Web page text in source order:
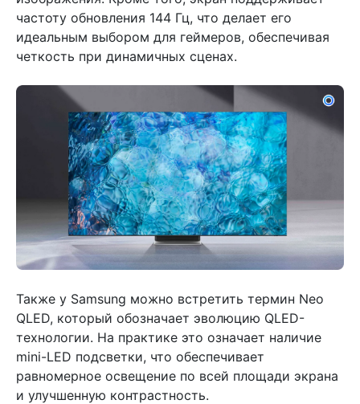
частоту обновления 144 Гц, что делает его
идеальным выбором для геймеров, обеспечивая
четкость при динамичных сценах.
Также у Samsung можно встретить термин Neo
QLED, который обозначает эволюцию QLED-
технологии. На практике это означает наличие
mini-LED подсветки, что обеспечивает
равномерное освещение по всей площади экрана
и улучшенную контрастность.